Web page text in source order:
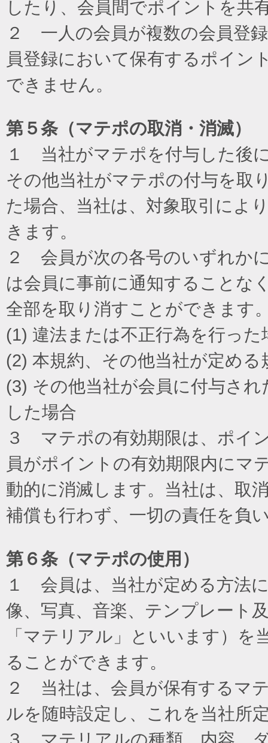
したり、会員間でポイントを共
２ 一人の会員が複数の会員登
員登録において保有するポイン
できません。
第５条（マテポの取消・消滅）
１ 当社がマテポを付与した後
その他当社がマテポの付与を取
た場合、当社は、対象取引によ
きます。
２ 会員が次の各号のいずれか
は会員に事前に通知することな
全部を取り消すことができます
(1) 違法または不正行為を行った
(2) 本規約、その他当社が定め
(3) その他当社が会員に付与さ
した場合
３ マテポの有効期限は、ポイ
員がポイントの有効期限内にマ
動的に消滅します。当社は、取
補償も行わず、一切の責任を負
第６条（マテポの使用）
１ 会員は、当社が定める方法
像、写真、音楽、テンプレート
「マテリアル」といいます）
ることができます。
２ 当社は、会員が保有するマ
ルを随時設定し、これを当社所